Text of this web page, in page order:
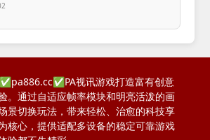
视讯游戏打造富有创意
。通过自适应帧率模块和明亮活泼的画
景切换玩法，带来轻松、治愈的科技享
核心，提供适配多设备的稳定可靠游戏